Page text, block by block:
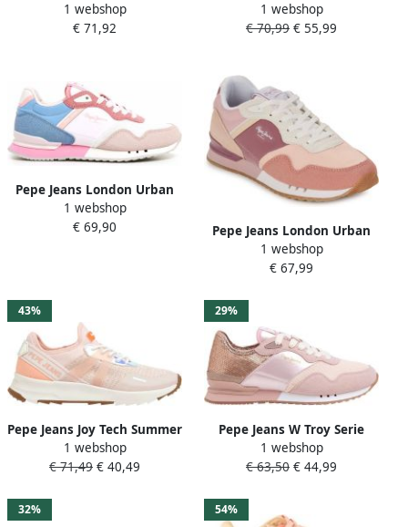
Schoenen Beige Vrouw
1 webshop
€ 71,92
Schoenen Beige Vrouw
1 webshop
€ 70,99 € 55,99
Pepe Jeans London Urban
Sneakers Veelkleurig
Jongen
1 webshop
€ 69,90
Pepe Jeans London Urban
Sneakers Roze Vrouw
1 webshop
€ 67,99
43%
Pepe Jeans Joy Tech Summer
Lage Sneakers Roze Vrouw
1 webshop
€ 71,49 € 40,49
29%
Pepe Jeans W Troy Serie
Dames Sneakers Roze Lage
Schoenen Sportief
1 webshop
€ 63,50 € 44,99
32% 54%